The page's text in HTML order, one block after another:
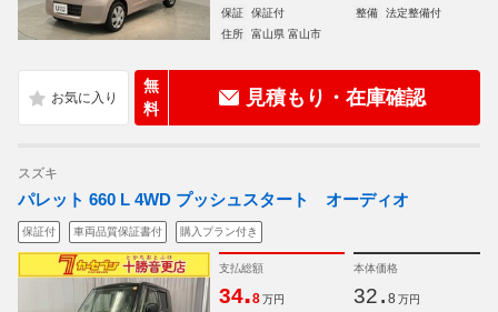
保証
保証付 整備
法定整備付
住所
富山県 富山市
無
料
見積もり・在庫確認
スズキ
パレット 660 L 4WD プッシュスタート オーディオ
保証付 車両品質保証書付 購入プラン付き
支払総額
34.8 万円
本体価格
32. 8 万円